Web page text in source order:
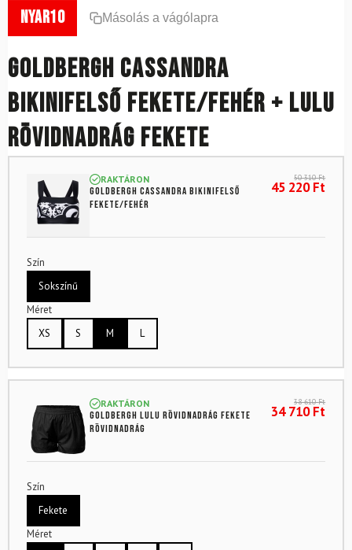
nyar10 Másolás a vágólapra
GOLDBERGH Cassandra
Bikinifelső Fekete/Fehér + Lulu
Rövidnadrág Fekete
RAKTÁRON
GOLDBERGH Cassandra Bikinifelső
Fekete/Fehér
50 310Ft
45 220Ft
Szín
Sokszínű
Méret
XS
S M L
RAKTÁRON
GOLDBERGH Lulu Rövidnadrág Fekete
rövidnadrág
38 610Ft
34 710Ft
Szín
Fekete
Méret